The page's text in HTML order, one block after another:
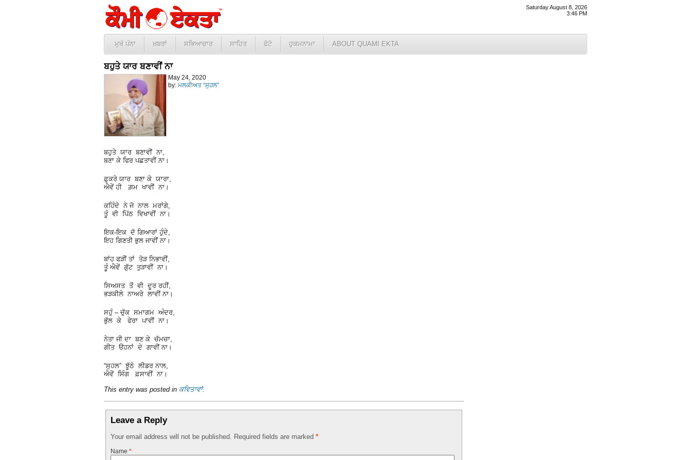
Saturday August 8, 2026
3:46 PM
ਮੁਖੱ ਪੰਨਾ ਖ਼ਬਰਾਂ ਸਭਿਆਚਾਰ ਸਾਹਿਤ ਫੋਟੋ ਹੁਕਮਨਾਮਾ ABOUT QUAMI EKTA
ਬਹੁਤੇ ਯਾਰ ਬਣਾਵੀਂ ਨਾ
May 24, 2020
by: ਮਲਕੀਅਤ “ਸੁਹਲ”
ਬਹੁਤੇ ਯਾਰ ਬਣਾਵੀਂ ਨਾ,
ਬਣਾ ਕੇ ਫਿਰ ਪਛਤਾਵੀਂ ਨਾ।
ਫ਼ੁਕਰੇ ਯਾਰ ਬਣਾ ਕੇ ਯਾਰਾ,
ਐਵੇਂ ਹੀ ਗ਼ਮ ਖਾਵੀਂ ਨਾ।
ਕਹਿੰਦੇ ਨੇ ਜੋ ਨਾਲ ਮਰਾਂਗੇ,
ਤੂੰ ਵੀ ਪਿੱਠ ਵਿਖਾਵੀਂ ਨਾ।
ਇਕ-ਇਕ ਦੋ ਗਿਆਰਾਂ ਹੁੰਦੇ,
ਇਹ ਗਿਣਤੀ ਭੁਲ ਜਾਵੀਂ ਨਾ।
ਬਾਂਹ ਫੜੀਂ ਤਾਂ ਤੋੜ ਨਿਭਾਵੀਂ,
ਤੂੰ ਐਵੇਂ ਗੁੱਟ ਤੁੜਾਵੀਂ ਨਾ।
ਸਿਅਸਤ ਤੋਂ ਵੀ ਦੂਰ ਰਹੀਂ,
ਭੜਕੀਲੇ ਨਾਅਰੇ ਲਾਵੀਂ ਨਾ।
ਸਹੁੰ – ਚੁੱਕ ਸਮਾਗਮ ਅੰਦਰ,
ਭੁੱਲ ਕੇ ਫੇਰਾ ਪਾਵੀਂ ਨਾ।
ਨੇਤਾ ਜੀ ਦਾ ਬਣ ਕੇ ਚੱਮਚਾ,
ਗੀਤ ੳਹਨਾਂ ਦੇ ਗਾਵੀਂ ਨਾ।
“ਸੁਹਲ” ਝੂੱਠੇ ਲੀਡਰ ਨਾਲ,
ਐਵੇਂ ਸਿੰਗ ਫ਼ਸਾਵੀਂ ਨਾ।
This entry was posted in ਕਵਿਤਾਵਾਂ.
Leave a Reply
Your email address will not be published. Required fields are marked *
Name *